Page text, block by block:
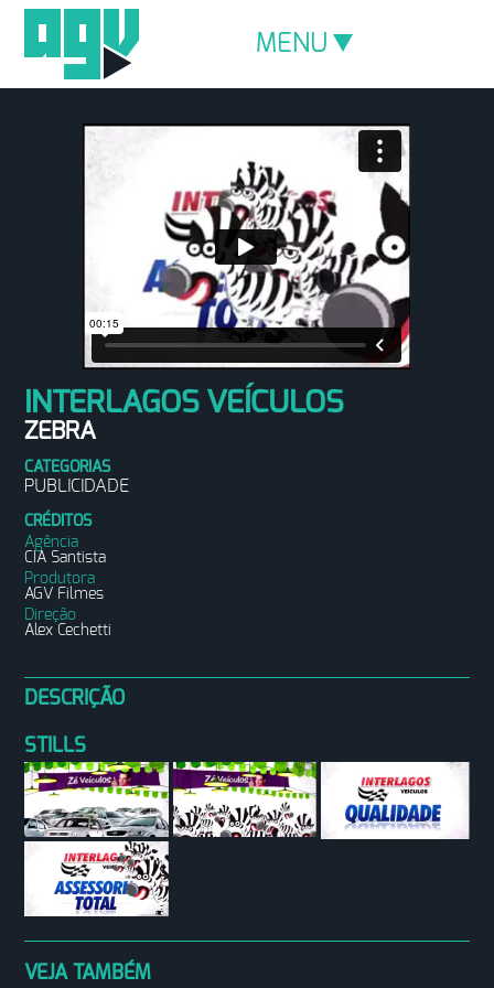
MENU
INTERLAGOS VEÍCULOS
ZEBRA
CATEGORIAS
PUBLICIDADE
CRÉDITOS
Agência
CIA Santista
Produtora
AGV Filmes
Direção
Alex Cechetti
DESCRIÇÃO
STILLS
VEJA TAMBÉM